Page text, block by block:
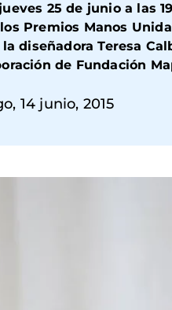
25 de junio a las
Premios Manos
diseñadora Teresa
de Fundación
14 junio, 2015